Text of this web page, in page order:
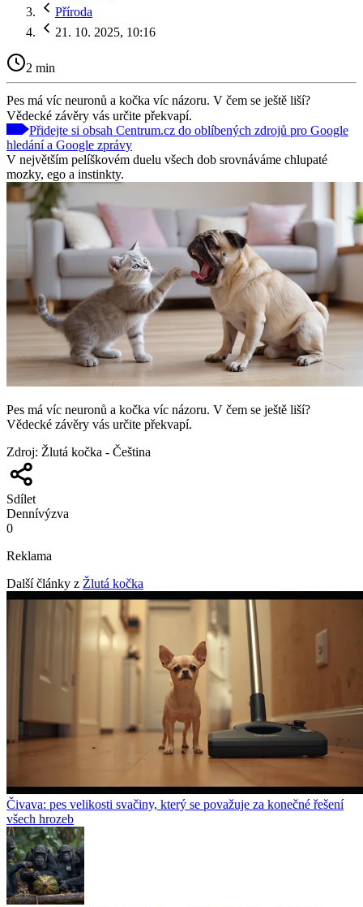
Příroda
21. 10. 2025, 10:16
2 min
Pes má víc neuronů a kočka víc názoru. V čem se ještě liší?
Vědecké závěry vás určite překvapí.
Přidejte si obsah Centrum.cz do oblíbených zdrojů pro Google
hledání a Google zprávy
V největším pelíškovém duelu všech dob srovnáváme chlupaté
mozky, ego a instinkty.
Pes má víc neuronů a kočka víc názoru. V čem se ještě liší?
Vědecké závěry vás určite překvapí.
Zdroj: Žlutá kočka - Čeština
Sdílet
Dennívýzva
0
Reklama
Další články z Žlutá kočka
Čivava: pes velikosti svačiny, který se považuje za konečné řešení
všech hrozeb